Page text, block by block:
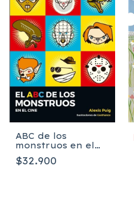
ABC de los
monstruos en el
cine, El
$32.900